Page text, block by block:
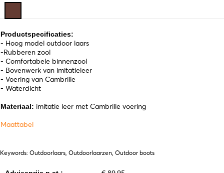
Productspecificaties:
- Hoog model outdoor laars
-Rubberen zool
- Comfortabele binnenzool
- Bovenwerk van imitatieleer
- Voering van Cambrille
- Waterdicht
Materiaal: imitatie leer met Cambrille voering
Maattabel
Keywords: Outdoorlaars, Outdoorlaarzen, Outdoor boots